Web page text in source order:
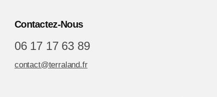
Contactez-Nous
06 17 17 63 89
contact@terraland.fr